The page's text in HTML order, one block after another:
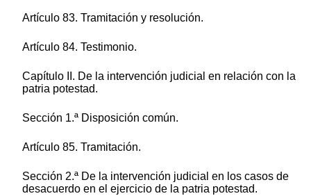
Artículo 83. Tramitación y resolución.
Artículo 84. Testimonio.
Capítulo II. De la intervención judicial en relación con la
patria potestad.
Sección 1.ª Disposición común.
Artículo 85. Tramitación.
Sección 2.ª De la intervención judicial en los casos de
desacuerdo en el ejercicio de la patria potestad.